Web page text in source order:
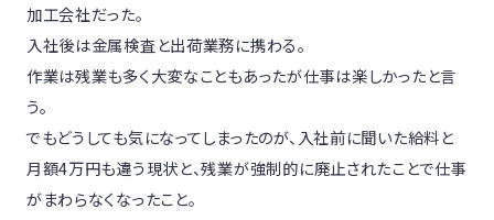
加工会社だった。
入社後は金属検査と出荷業務に携わる。
作業は残業も多く大変なこともあったが仕事は楽しかったと言
う。
でもどうしても気になってしまったのが、入社前に聞いた給料と
月額4万円も違う現状と、残業が強制的に廃止されたことで仕事